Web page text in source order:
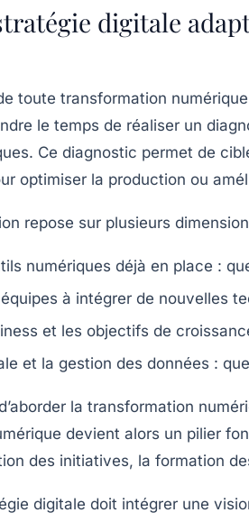
digitale
toute transformation
le temps de réaliser un
Ce diagnostic permet de
optimiser la production ou
repose sur plusieurs
numériques déjà en place :
à intégrer de nouvelles
et les objectifs de
et la gestion des données :
la transformation
devient alors un pilier
des initiatives, la formation
digitale doit intégrer une